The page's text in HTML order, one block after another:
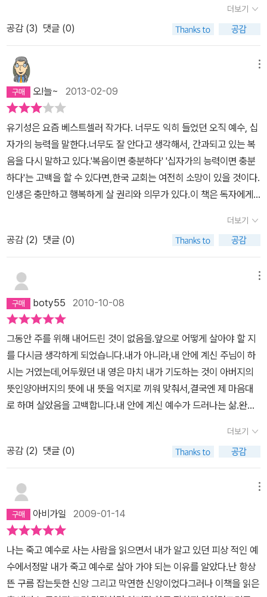
결국 열등감 없는 삶을 살게 된다고 한다. 이는 사실 자기계발담론과
매우 유사하다. 긍정심리학이나, 자기계발의 원조격인 미움받을 용기
고 예수로 사는 사람'에서 말하는 '예수로 사는 사람'은 신앙으로도 세
속으로도 성공한 삶을 사는 것이다. 그러니까 이 책을 읽는 개인은 자
신은 삶과 가치를 전복시키는 불편함 없이도 예수 믿는다는 안심을
얻고 지금껏 살아온대로 사는 것이다. 예수는 그 삶을 응원해준다. 그
리고 종교적인 효능감도 얻게 해준다. 환원하면, 나는 죽고 예수로 사
람이 아니라 예수는 죽고 예수로 사는 삶인 것이다.
더보기
공감 (3) 댓글 (0)
오!늘~ 2013-02-09
유기성은 요즘 베스트셀러 작가다. 너무도 익히 들었던 오직 예수, 십
자가의 능력을 말한다.너무도 잘 안다고 생각해서, 간과되고 있는 복
음을 다시 말하고 있다.'복음이면 충분하다' '십자가의 능력이면 충분
하다'는 고백을 할 수 있다면,한국 교회는 여전히 소망이 있을 것이다.
인생은 충만하고 행복하게 살 권리와 의무가 있다.이 책은 독자에게
은총으로, 성령의 능력으로! 저자는 믿음을 발휘하라. 십자가의 능력
을 경험하라. 묵상하라고 촉구한다.특히 한국의 기독인은 앎과 삶의
괴리가 심하다.목회자도 가르치는 것과 실제로 목회하는 방식은 다르
다.종종 목회하는 방식은 복음적인 방식과는 다른 세상의 원리를 차
용하고 있다.유기성 목사 자신도 그런 방식으로 교역자들을 대했고,
교인들을 대했었다고 한다.그러나 이제는 한 가지 깨달았다.동료 목
회자에게, 교인들에게 예수 그리스도의 은총을 체험하고,예수 그리스
도를 보여줄 수 있는 사람,예수 그리스도를 생각나게 하는 사람이 된
다면,수 많은 잔소리와 규칙들을 가지고 강요하지 않아도 사람들이
바른 길로 가게 된다는 것을.단 한 가지 주의할 것이 있다면, 이처럼
단순한 복음을 주장하는 것은 좋으나, 그렇다고 심오한 사상이나 인
간의 의문 들을 부정적이고 비판적으로 보아서는 안된다. 왜냐하면
더보기
공감 (2) 댓글 (0)
boty55 2010-10-08
그동안 주를 위해 내어드린 것이 없음을.앞으로 어떻게 살아야 할 지
를 다시금 생각하게 되었습니다.내가 아니라,내 안에 계신 주님이 하
시는 거였는데,어두웠던 내 영은 마치 내가 기도하는 것이 아버지의
뜻인양아버지의 뜻에 내 뜻을 억지로 끼워 맞춰서,결국엔 제 마음대
로 하며 살았음을 고백합니다.내 안에 계신 예수가 드러나는 삶.완전
생명이 있고,그 삶에 기쁨이 있고,그 삶에 행복이 있는 줄 압니다.이
땅의 모든 그리스도인이 예수님의 모습을자신의 이름 석자가 아니라,
그 안에서 역사하시는 그리스도의 이름을 나타내는아름다운 천국을
이루며 살기를 소원합니다.하나님께서, 성령님께서, 예수님께서그렇
더보기
공감 (2) 댓글 (0)
아비가일 2009-01-14
나는 죽고 예수로 사는 사람을 읽으면서 내가 알고 있던 피상 적인 예
수에서정말 내가 죽고 예수로 살아 가야 되는 이유를 알았다.난 항상
뜬 구름 잡는듯한 신앙 그리고 막연한 신앙이었다그러나 이책을 읽은